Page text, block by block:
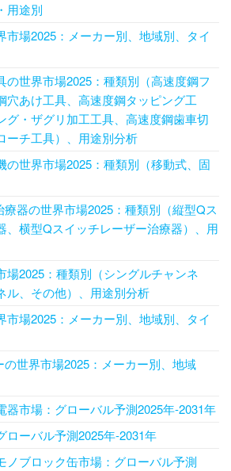
用途別
市場2025：メーカー別、地域別、タイ
の世界市場2025：種類別（高速度鋼フ
穴あけ工具、高速度鋼タッピング工
グ・ザグリ加工工具、高速度鋼歯車切
ーチ工具）、用途別分析
の世界市場2025：種類別（移動式、固
器の世界市場2025：種類別（縦型Qス
、横型Qスイッチレーザー治療器）、用
場2025：種類別（シングルチャンネ
ル、その他）、用途別分析
市場2025：メーカー別、地域別、タイ
の世界市場2025：メーカー別、地域
器市場：グローバル予測2025年-2031年
ローバル予測2025年-2031年
ノブロック缶市場：グローバル予測